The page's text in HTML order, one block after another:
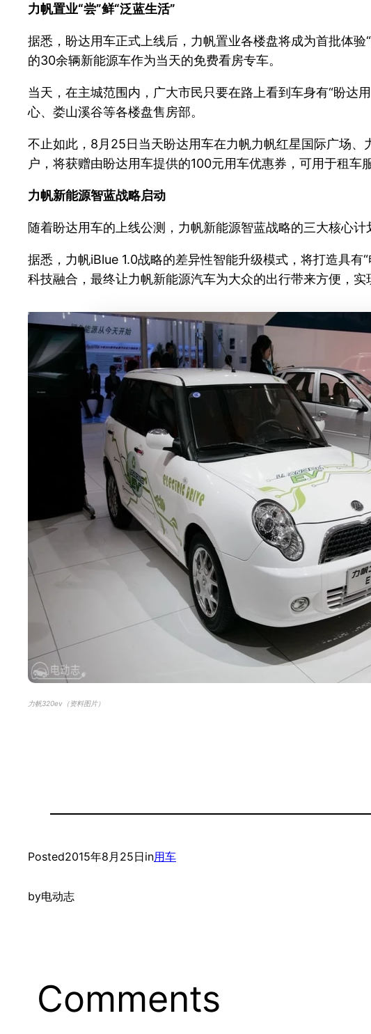
力帆置业“尝”鲜“泛蓝生活”
据悉，盼达用车正式上线后，力帆置业各楼盘将成为首批体
的30余辆新能源车作为当天的免费看房专车。
当天，在主城范围内，广大市民只要在路上看到车身有“盼达
心、娄山溪谷等各楼盘售房部。
不止如此，8月25日当天盼达用车在力帆力帆红星国际广场
户，将获赠由盼达用车提供的100元用车优惠券，可用于租车
力帆新能源智蓝战略启动
随着盼达用车的上线公测，力帆新能源智蓝战略的三大核心
据悉，力帆iBlue 1.0战略的差异性智能升级模式，将打造具
科技融合，最终让力帆新能源汽车为大众的出行带来方便，
力帆320ev（资料图片）
Posted2015年8月25日in用车
by电动志
Comments